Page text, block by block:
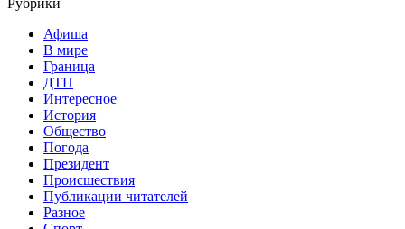
Афиша
В мире
Граница
ДТП
Интересное
История
Общество
Погода
Президент
Происшествия
Публикации читателей
Разное